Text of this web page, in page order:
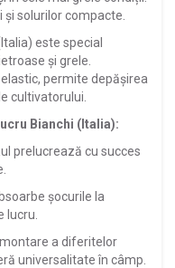
solurilor compacte.
este special
și grele.
permite depășirea
cultivatorului.
Bianchi (Italia):
prelucrează cu succes
șocurile la
lucru.
a diferitelor
universalitate în câmp.